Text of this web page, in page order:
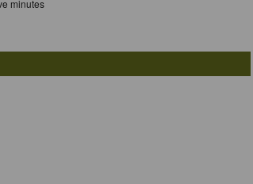
minutes